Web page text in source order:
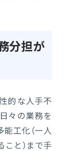
分担が
的な人手不
々の業務を
工化（一人
と）まで手